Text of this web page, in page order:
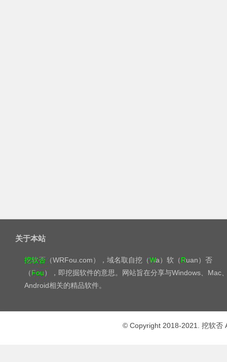
关于本站
挖软否（WRFou.com），域名取自挖（Wa）软（Ruan）否
（Fou），即挖掘软件的意思。网站旨在分享与Windows、Mac
Android相关的精品软件。
© Copyright 2018-2021. 挖软否